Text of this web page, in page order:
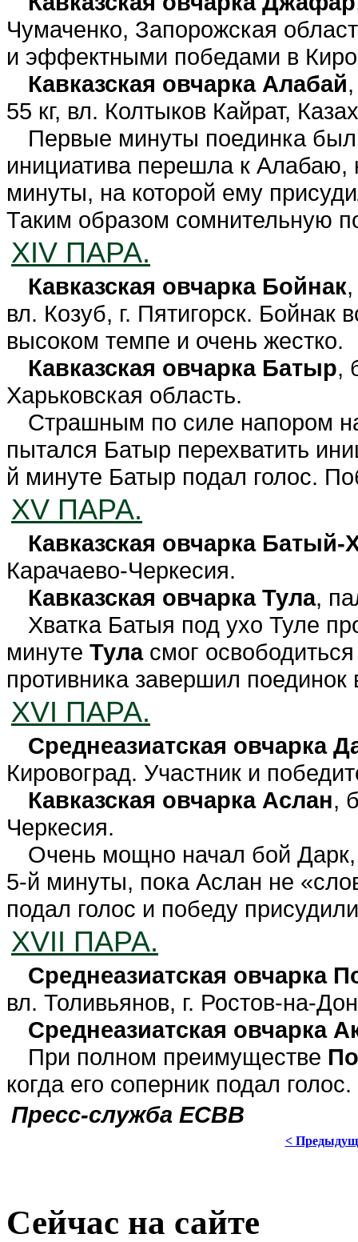
Чумаченко, Запорожская
и эффектными победами в
Кавказская овчарка Алабай
55 кг, вл. Колтыков Кайрат,
Первые минуты поединка
инициатива перешла к
минуты, на которой ему
Таким образом сомнительную
XIV ПАРА.
Кавказская овчарка Бойнак,
вл. Козуб, г. Пятигорск. Бойнак
высоком темпе и очень жестко.
Кавказская овчарка Батыр,
Харьковская область.
Страшным по силе напором
пытался Батыр перехватить
й минуте Батыр подал голос.
XV ПАРА.
Кавказская овчарка Батый-
Карачаево-Черкесия.
Кавказская овчарка Тула,
Хватка Батыя под ухо Туле
минуте Тула смог
противника завершил поединок
XVI ПАРА.
Среднеазиатская овчарка
Кировоград. Участник и
Кавказская овчарка Аслан,
Черкесия.
Очень мощно начал бой
5-й минуты, пока Аслан не
подал голос и победу
XVII ПАРА.
Среднеазиатская овчарка
вл. Толивьянов, г. Ростов-на-
Среднеазиатская овчарка
При полном преимуществе
когда его соперник подал голос.
Пресс-служба ЕСВВ
<
Сейчас на сайте